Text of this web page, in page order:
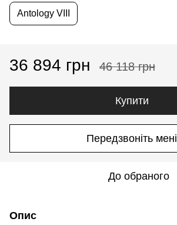
Antology VIII
36 894 грн 46 118 грн
Купити
Передзвоніть мені
До обраного
Опис